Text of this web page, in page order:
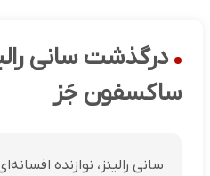
درگذشت سانی
ساکسفون جَز
سانی رالینز، نوازنده